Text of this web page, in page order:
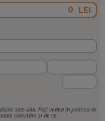
LEI
site-ului. Poți vedea în politica de
colectăm și de ce.